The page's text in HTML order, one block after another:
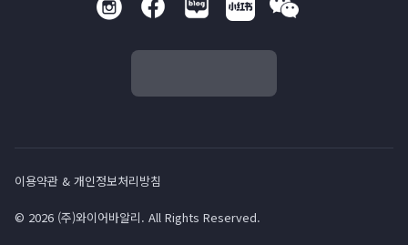
이용약관 & 개인정보처리방침
© 2026 (주)와이어바알리. All Rights Reserved.